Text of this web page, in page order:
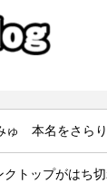
ゅ 本名をさら